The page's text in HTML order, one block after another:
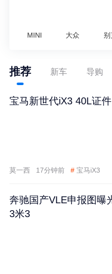
MINI 大众 别
推荐 新车 导购
宝马新世代iX3 40L证
莫一西 17分钟前 # 宝马iX3
奔驰国产VLE申报图曝
3米3